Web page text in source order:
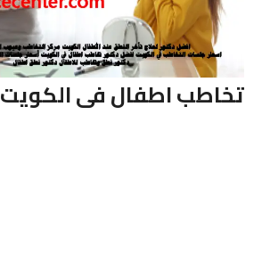
تخاطب اطفال فى الكويت